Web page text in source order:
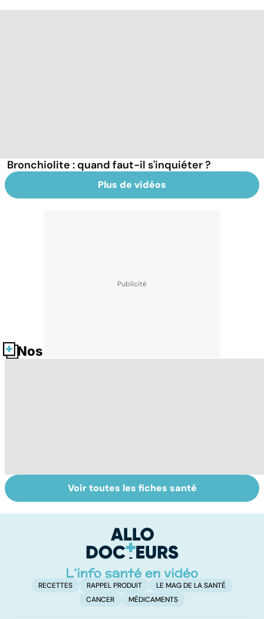
Bronchiolite : quand faut-il s'inquiéter ?
Plus de vidéos
Nos fiches santé
Tout savoir sur
les infections
Bronchiolite : la
hantise des
Voir toutes les fiches santé
RECETTES RAPPEL PRODUIT
LE MAG DE LA SANTÉ
CANCER
MÉDICAMENTS